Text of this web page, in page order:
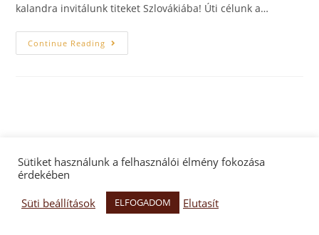
kalandra invitálunk titeket Szlovákiába! Úti célunk a…
Continue Reading
Facebook oldal Facebook csoport Adatkezelés
Sütiket használunk a felhasználói élmény fokozása
érdekében
Süti beállítások
ELFOGADOM Elutasít